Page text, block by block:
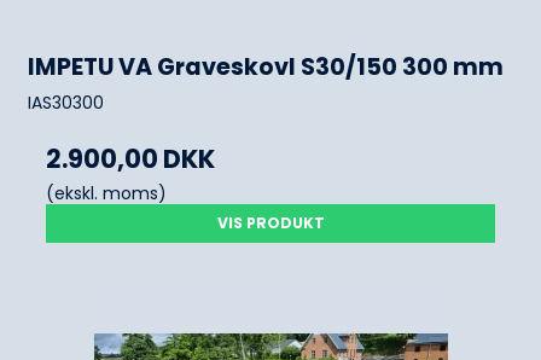
IMPETU VA Graveskovl S30/150 300 mm
IAS30300
2.900,00 DKK
(ekskl. moms)
VIS PRODUKT